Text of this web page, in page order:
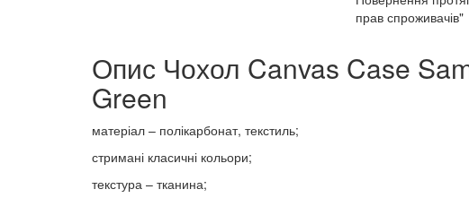
прав спроживачів"
Опис Чохол Canvas Case
Green
матеріал – полікарбонат, текстиль;
стримані класичні кольори;
текстура – тканина;